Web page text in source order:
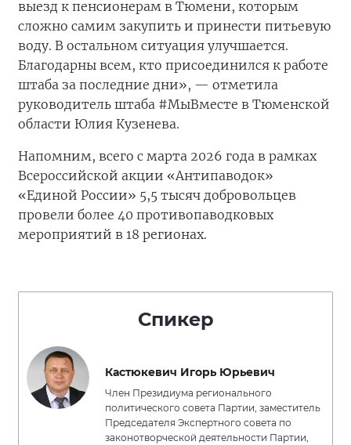
выезд к пенсионерам в Тюмени, которым
сложно самим закупить и принести питьевую
воду. В остальном ситуация улучшается.
Благодарны всем, кто присоединился к работе
штаба за последние дни», — отметила
руководитель штаба #МыВместе в Тюменской
области Юлия Кузенева.
Напомним, всего с марта 2026 года в рамках
Всероссийской акции «Антипаводок»
«Единой России» 5,5 тысяч добровольцев
провели более 40 противопаводковых
мероприятий в 18 регионах.
Спикер
Кастюкевич Игорь Юрьевич
Член Президиума регионального
политического совета Партии, заместитель
Председателя Экспертного совета по
законотворческой деятельности Партии,